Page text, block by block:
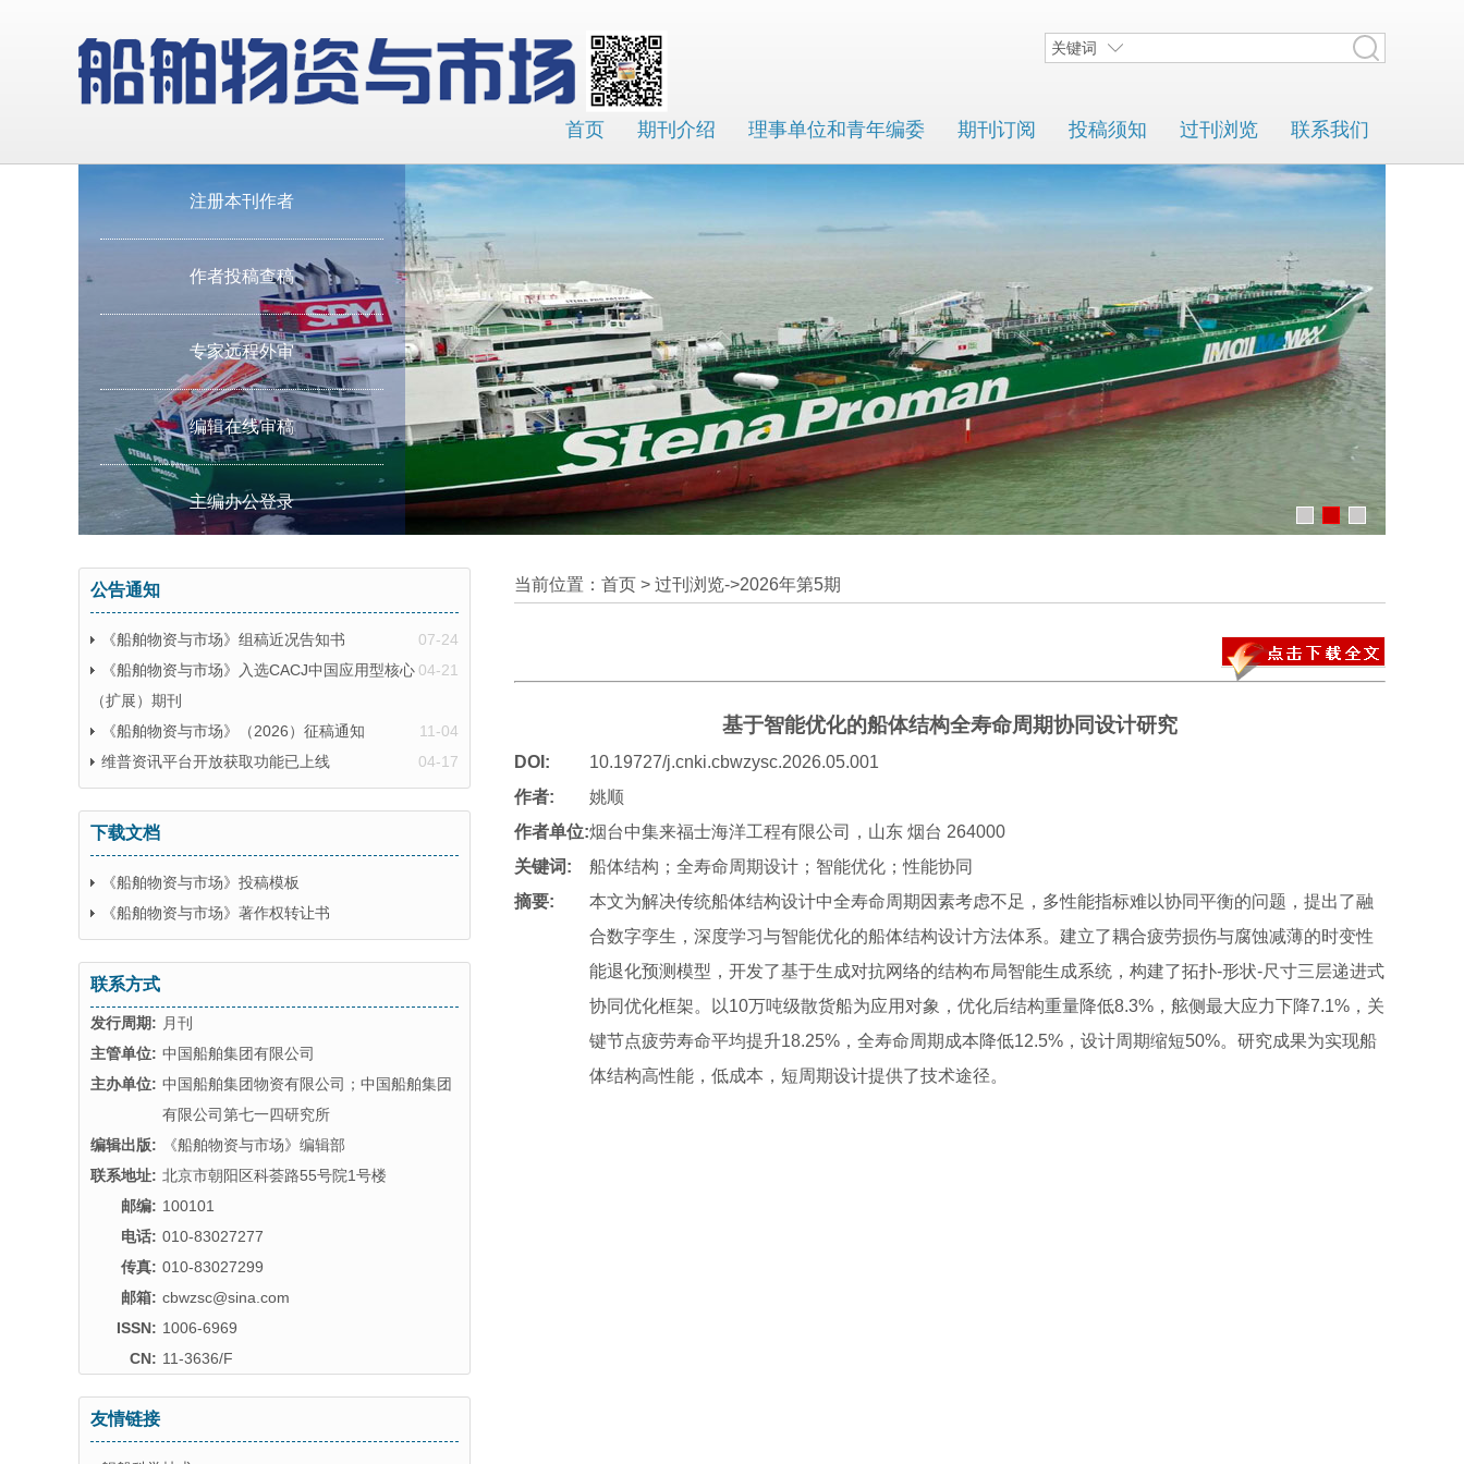
首页 期刊介绍 理事单位和青年编委 期刊订阅 投稿须知 过刊浏览 联系我们
关键词
注册本刊作者
作者投稿查稿
专家远程外审
编辑在线审稿
主编办公登录
公告通知
07-24
《船舶物资与市场》组稿近况告知书
04-21
《船舶物资与市场》入选CACJ中国应用型核心
（扩展）期刊
11-04
《船舶物资与市场》（2026）征稿通知
04-17
维普资讯平台开放获取功能已上线
下载文档
《船舶物资与市场》投稿模板
《船舶物资与市场》著作权转让书
联系方式
发行周期: 月刊
主管单位: 中国船舶集团有限公司
主办单位: 中国船舶集团物资有限公司；中国船舶集团
有限公司第七一四研究所
编辑出版:
《船舶物资与市场》编辑部
联系地址: 北京市朝阳区科荟路55号院1号楼
邮编: 100101
电话: 010-83027277
传真: 010-83027299
邮箱: cbwzsc@sina.com
ISSN: 1006-6969
CN: 11-3636/F
友情链接
当前位置：首页 > 过刊浏览->2026年第5期
基于智能优化的船体结构全寿命周期协同设计研究
DOI:
10.19727/j.cnki.cbwzysc.2026.05.001
作者:
姚顺
作者单位:烟台中集来福士海洋工程有限公司，山东 烟台 264000
关键词:
船体结构；全寿命周期设计；智能优化；性能协同
摘要:
本文为解决传统船体结构设计中全寿命周期因素考虑不足，多性能指标难以协同平衡的问题，提出了融
合数字孪生，深度学习与智能优化的船体结构设计方法体系。建立了耦合疲劳损伤与腐蚀减薄的时变性
能退化预测模型，开发了基于生成对抗网络的结构布局智能生成系统，构建了拓扑-形状-尺寸三层递进式
协同优化框架。以10万吨级散货船为应用对象，优化后结构重量降低8.3%，舷侧最大应力下降7.1%，关
键节点疲劳寿命平均提升18.25%，全寿命周期成本降低12.5%，设计周期缩短50%。研究成果为实现船
体结构高性能，低成本，短周期设计提供了技术途径。